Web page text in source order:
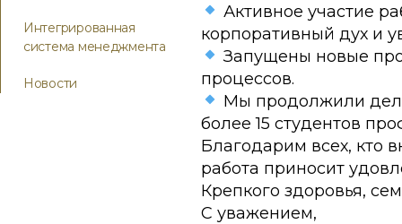
Интегрированная
система менеджмента
Новости
Активное участие
корпоративный дух и
Запущены новые
процессов.
Мы продолжили
более 15 студентов
Благодарим всех, кто
работа приносит
Крепкого здоровья,
С уважением,